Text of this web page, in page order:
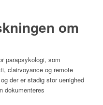
om
parapsykologi, som
clairvoyance og remote
der er stadig stor uenighed
dokumenteres